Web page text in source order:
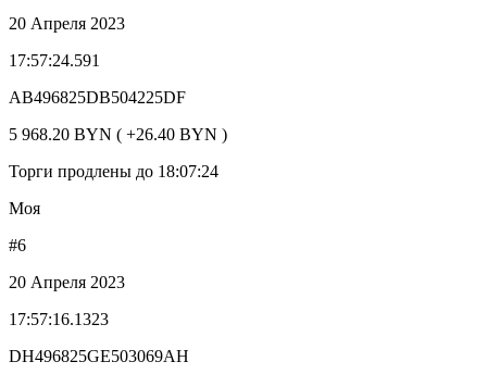
20 Апреля 2023
17:57:24.591
AB496825DB504225DF
5 968.20 BYN ( +26.40 BYN )
Торги продлены до 18:07:24
Моя
#6
20 Апреля 2023
17:57:16.1323
DH496825GE503069AH